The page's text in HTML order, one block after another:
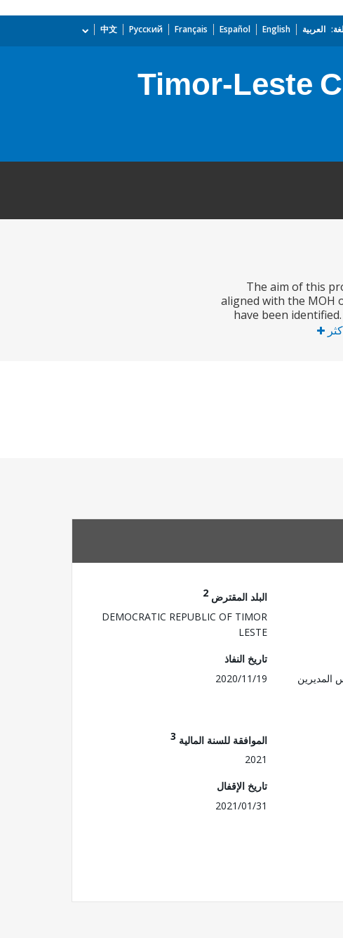
العربية English
Español
Français
Русский
中文
Timor-Leste
The aim of this
aligned with the MOH
have been
البلد المقترض 2
DEMOCRATIC REPUBLIC OF TIMOR
LESTE
المديرين
تاريخ النفاذ
2020/11/19
الموافقة للسنة المالية 3
2021
تاريخ الإقفال
2021/01/31